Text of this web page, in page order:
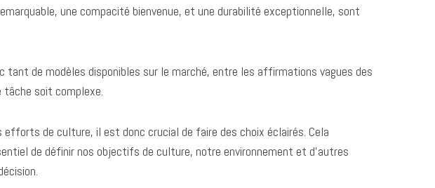
une compacité bienvenue, et une durabilité exceptionnelle, sont
tant de modèles disponibles sur le marché, entre les affirmations vagues des
soit complexe.
efforts de culture, il est donc crucial de faire des choix éclairés. Cela
de définir nos objectifs de culture, notre environnement et d’autres